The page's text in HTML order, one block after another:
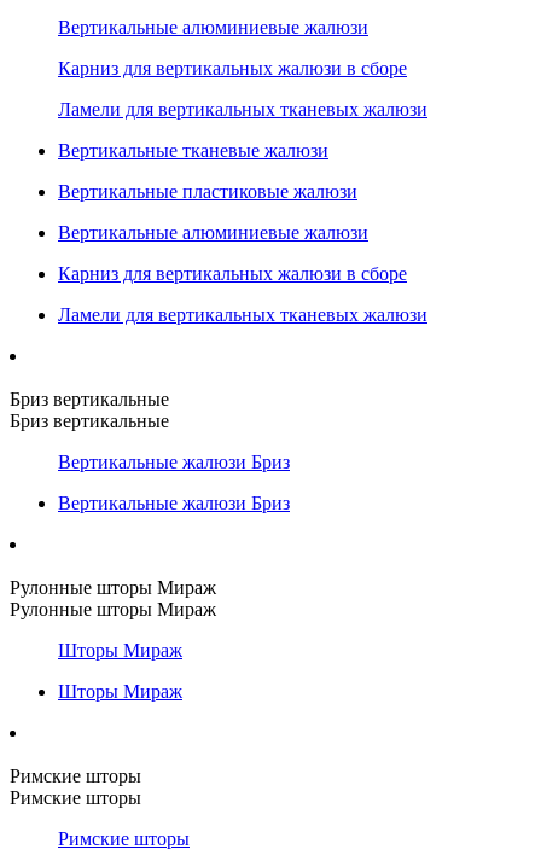
Вертикальные алюминиевые жалюзи
Карниз для вертикальных жалюзи в сборе
Ламели для вертикальных тканевых жалюзи
Вертикальные тканевые жалюзи
Вертикальные пластиковые жалюзи
Вертикальные алюминиевые жалюзи
Карниз для вертикальных жалюзи в сборе
Ламели для вертикальных тканевых жалюзи
Бриз вертикальные
Бриз вертикальные
Вертикальные жалюзи Бриз
Вертикальные жалюзи Бриз
Рулонные шторы Мираж
Рулонные шторы Мираж
Шторы Мираж
Шторы Мираж
Римские шторы
Римские шторы
Римские шторы